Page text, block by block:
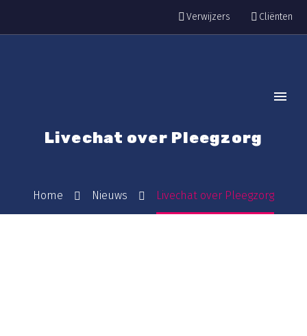
Verwijzers Cliënten
Livechat over Pleegzorg
Home Nieuws Livechat over Pleegzorg